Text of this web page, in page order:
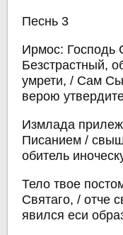
Песнь 3
Ирмос: Господь
Безстрастный,
умрети, / Сам
верою
Измлада
Писанием /
обитель
Тело твое
Святаго, / отче
явился еси